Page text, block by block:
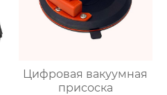
Цифровая вакуумная
присоска